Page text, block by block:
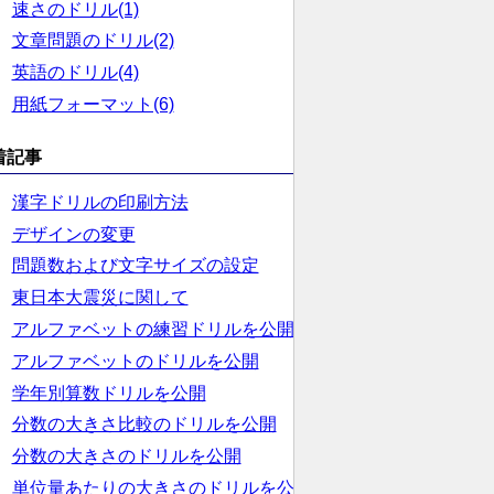
速さのドリル(1)
文章問題のドリル(2)
英語のドリル(4)
用紙フォーマット(6)
記事
漢字ドリルの印刷方法
デザインの変更
問題数および文字サイズの設定
東日本大震災に関して
アルファベットの練習ドリルを公開
アルファベットのドリルを公開
学年別算数ドリルを公開
分数の大きさ比較のドリルを公開
分数の大きさのドリルを公開
単位量あたりの大きさのドリルを公